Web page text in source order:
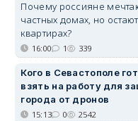
Почему россияне
частных домах, но
квартирах?
16:00 1 339
Кого в Севастополе
взять на работу для
города от дронов
15:13 0 2542